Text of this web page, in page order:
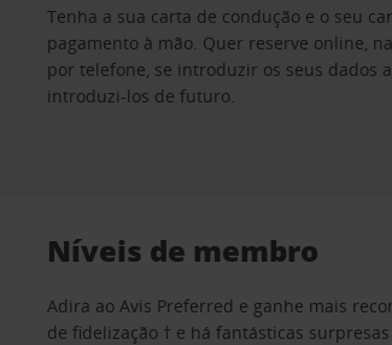
Tenha a sua carta de condução e o seu
pagamento à mão. Quer reserve online,
por telefone, se introduzir os seus dados
introduzi-los de futuro.
Níveis de membro
Adira ao Avis Preferred e ganhe mais
de fidelização † e há fantásticas